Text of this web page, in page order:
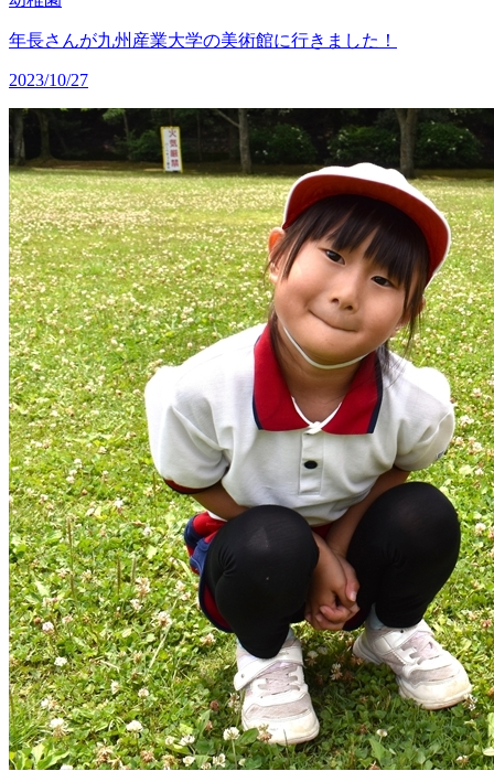
年長さんが九州産業大学の美術館に行きました！
2023/10/27